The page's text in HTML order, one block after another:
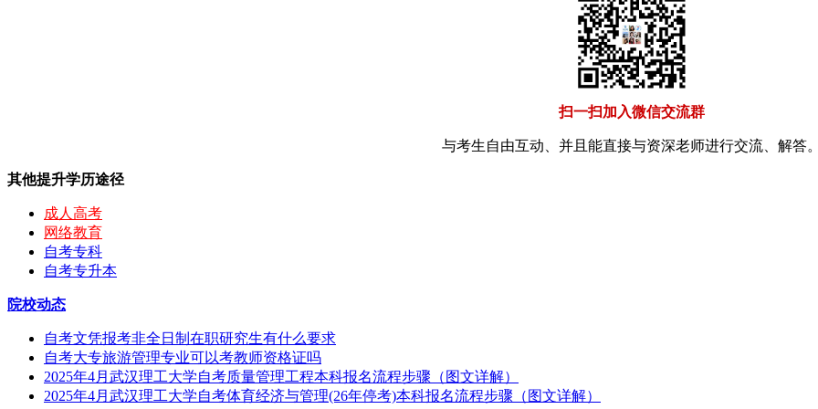
扫一扫加入微信交流群
与考生自由互动、并且能直接与资深老师进行交流、解答
其他提升学历途径
成人高考
网络教育
自考专科
自考专升本
院校动态
自考文凭报考非全日制在职研究生有什么要求
自考大专旅游管理专业可以考教师资格证吗
2025年4月武汉理工大学自考质量管理工程本科报名流程步骤（图文详解）
2025年4月武汉理工大学自考体育经济与管理(26年停考)本科报名流程步骤（图文详解）